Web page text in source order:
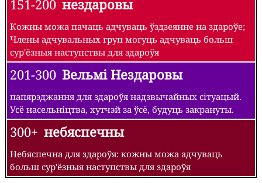
151-200 нездаровы
Кожны можа пачаць адчуваць ўздзеянне на здароўе;
Члены адчувальных груп могуць адчуваць больш
сур'ёзныя наступствы для здароўя
201-300 Вельмі Нездаровы
папярэджання для здароўя надзвычайных сітуацый.
Усё насельніцтва, хутчэй за ўсё, будуць закрануты.
300+ небяспечны
Небяспечна для здароўя: кожны можа адчуваць
больш сур'ёзныя наступствы для здароўя